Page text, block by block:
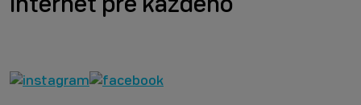
internet pre každého